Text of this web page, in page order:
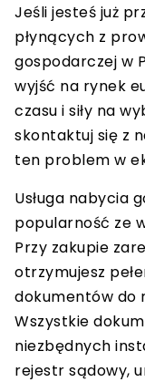
Jeśli jesteś już
płynących z
gospodarczej w
wyjść na rynek
czasu i siły na
skontaktuj się z
ten problem w
Usługa nabycia
popularność ze
Przy zakupie
otrzymujesz
dokumentów do
Wszystkie
niezbędnych
rejestr sądowy,